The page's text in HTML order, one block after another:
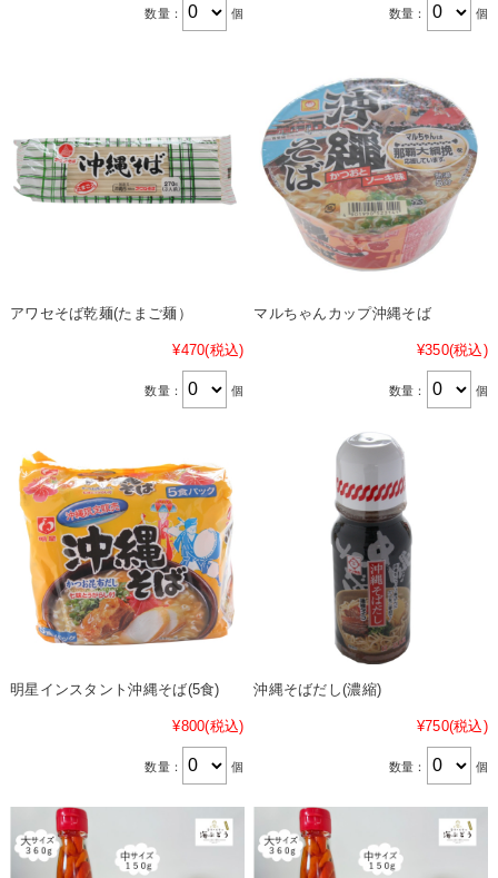
数量： 個 数量： 個
アワセそば乾麺(たまご麺）
¥470(税込)
数量： 個
マルちゃんカップ沖縄そば
¥350(税込)
数量： 個
明星インスタント沖縄そば(5食)
¥800(税込)
数量： 個
沖縄そばだし(濃縮)
¥750(税込)
数量： 個